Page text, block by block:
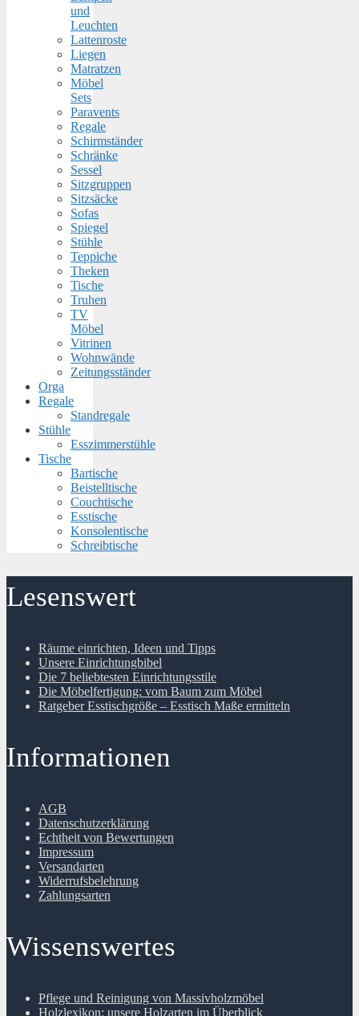
und
Leuchten
Lattenroste
Liegen
Matratzen
Möbel
Sets
Paravents
Regale
Schirmständer
Schränke
Sessel
Sitzgruppen
Sitzsäcke
Sofas
Spiegel
Stühle
Teppiche
Theken
Tische
Truhen
TV
Möbel
Vitrinen
Wohnwände
Zeitungsständer
Orga
Regale
Standregale
Stühle
Esszimmerstühle
Tische
Bartische
Beistelltische
Couchtische
Esstische
Konsolentische
Schreibtische
Lesenswert
Räume einrichten, Ideen und Tipps
Unsere Einrichtungbibel
Die 7 beliebtesten Einrichtungsstile
Die Möbelfertigung: vom Baum zum Möbel
Ratgeber Esstischgröße – Esstisch Maße ermitteln
Informationen
AGB
Datenschutzerklärung
Echtheit von Bewertungen
Impressum
Versandarten
Widerrufsbelehrung
Zahlungsarten
Wissenswertes
Pflege und Reinigung von Massivholzmöbel
Holzlexikon: unsere Holzarten im Überblick